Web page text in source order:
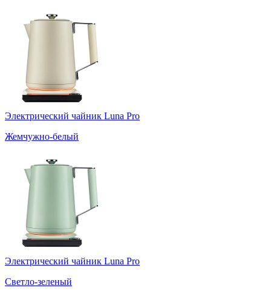
Электрический чайник Luna Pro
Жемчужно-белый
Электрический чайник Luna Pro
Светло-зеленый